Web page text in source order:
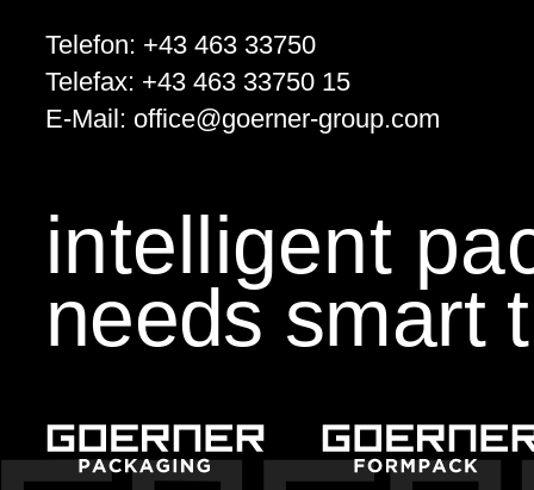
GEWONNEN!
KWF.nachhaltig 2024
Klimaneutralität im Fokus!
EcoVadis
Auszeichnung für Nachhaltigkeit
KI Schulung
Künstliche Intelligenz
Telefon: +43 463 33750
Telefax: +43 463 33750 15
E-Mail: office@goerner-group.com
intelligent
needs smart